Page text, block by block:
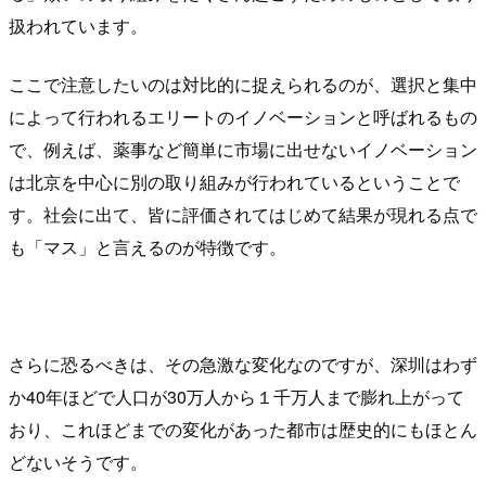
扱われています。
ここで注意したいのは対比的に捉えられるのが、選択と集中
によって行われるエリートのイノベーションと呼ばれるもの
で、例えば、薬事など簡単に市場に出せないイノベーション
は北京を中心に別の取り組みが行われているということで
す。社会に出て、皆に評価されてはじめて結果が現れる点で
も「マス」と言えるのが特徴です。
さらに恐るべきは、その急激な変化なのですが、深圳はわず
か40年ほどで人口が30万人から１千万人まで膨れ上がって
おり、これほどまでの変化があった都市は歴史的にもほとん
どないそうです。